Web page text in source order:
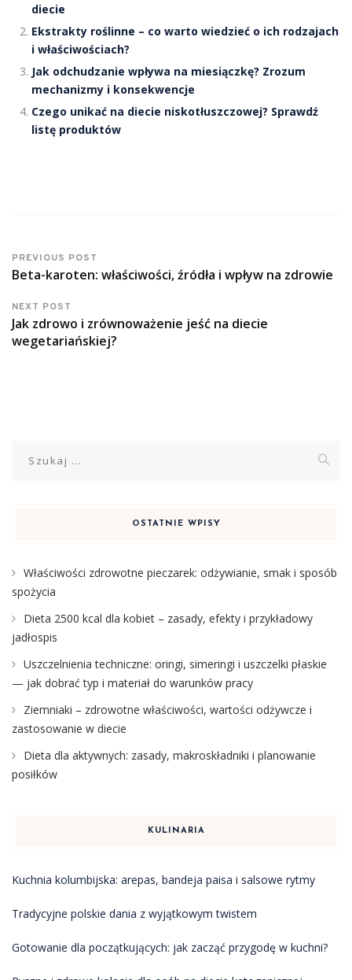
diecie
Ekstrakty roślinne – co warto wiedzieć o ich rodzajach
i właściwościach?
Jak odchudzanie wpływa na miesiączkę? Zrozum
mechanizmy i konsekwencje
Czego unikać na diecie niskotłuszczowej? Sprawdź
listę produktów
PREVIOUS POST
Beta-karoten: właściwości, źródła i wpływ na zdrowie
NEXT POST
Jak zdrowo i zrównoważenie jeść na diecie
wegetariańskiej?
OSTATNIE WPISY
Właściwości zdrowotne pieczarek: odżywianie, smak i sposób
spożycia
Dieta 2500 kcal dla kobiet – zasady, efekty i przykładowy
jadłospis
Uszczelnienia techniczne: oringi, simeringi i uszczelki płaskie
— jak dobrać typ i materiał do warunków pracy
Ziemniaki – zdrowotne właściwości, wartości odżywcze i
zastosowanie w diecie
Dieta dla aktywnych: zasady, makroskładniki i planowanie
posiłków
KULINARIA
Kuchnia kolumbijska: arepas, bandeja paisa i salsowe rytmy
Tradycyjne polskie dania z wyjątkowym twistem
Gotowanie dla początkujących: jak zacząć przygodę w kuchni?